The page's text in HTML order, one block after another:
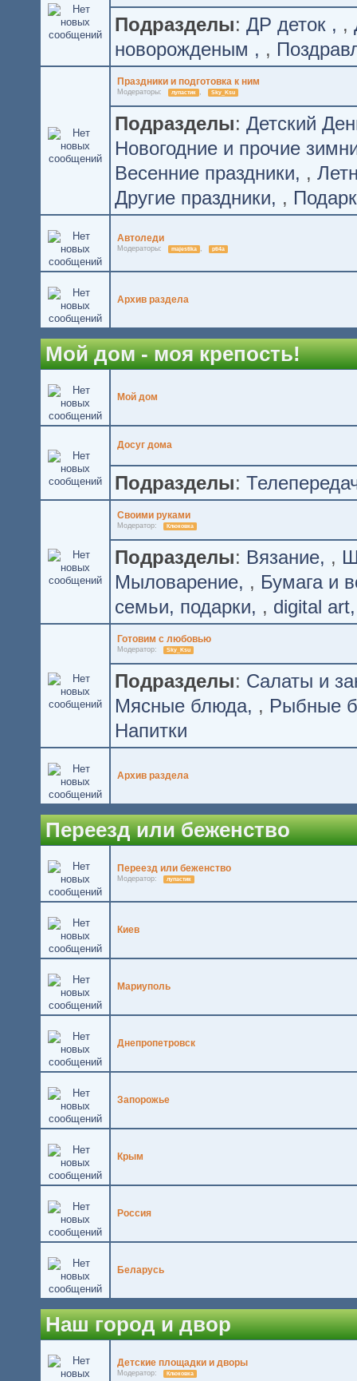
Подразделы: ДР деток ,
новорожденым
,
Праздники и подготовка к ним
Модераторы: лупастик , Sky_Ksu
Подразделы: Детский
Новогодние и прочие
Весенние праздники
,
Другие праздники
,
Автоледи
Модераторы: majestika , pti4a
Архив раздела
Мой дом - моя крепость!
Мой дом
Досуг дома
Подразделы:
Своими руками
Модератор: Клюковка
Подразделы: Вязание ,
Мыловарение , Бумага и
семьи, подарки
, digital art
Готовим с любовью
Модератор: Sky_Ksu
Подразделы: Салаты и
Мясные блюда , Рыбные
Напитки
Архив раздела
Переезд или беженство
Переезд или беженство
Модератор: лупастик
Киев
Мариуполь
Днепропетровск
Запорожье
Крым
Россия
Беларусь
Наш город и двор
Детские площадки и дворы
Модератор: Клюковка